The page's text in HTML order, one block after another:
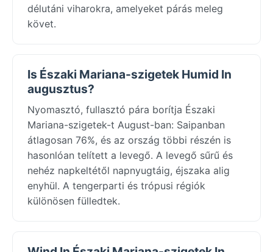
délutáni viharokra, amelyeket párás meleg
követ.
Is Északi Mariana-szigetek Humid In
augusztus?
Nyomasztó, fullasztó pára borítja Északi
Mariana-szigetek-t August-ban: Saipanban
átlagosan 76%, és az ország többi részén is
hasonlóan telített a levegő. A levegő sűrű és
nehéz napkeltétől napnyugtáig, éjszaka alig
enyhül. A tengerparti és trópusi régiók
különösen fülledtek.